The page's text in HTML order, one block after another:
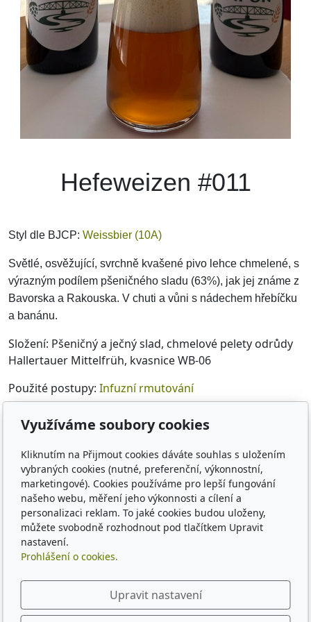
Hefeweizen #011
Styl dle BJCP: Weissbier (10A)
Světlé, osvěžující, svrchně kvašené pivo lehce chmelené, s
výrazným podílem pšeničného sladu (63%), jak jej známe z
Bavorska a Rakouska. V chuti a vůni s nádechem hřebíčku
a banánu.
Složení: Pšeničný a ječný slad, chmelové pelety odrůdy
Hallertauer Mittelfrüh, kvasnice WB-06
Použité postupy: Infuzní rmutování
Šarže #011, lahvováno 5.4.2026
Komentář Jakuba: Pšenice jak od strýčka Helmuta.
Komentář Šimona: Super, chtěl jsem spíš banán než
hřebíček, ale super moc mě baví. Skoro jak z Německa
Využíváme soubory cookies
Kliknutím na Přijmout cookies dáváte souhlas s uložením
vybraných cookies (nutné, preferenční, výkonnostní,
marketingové). Cookies používáme pro lepší fungování
našeho webu, měření jeho výkonnosti a cílení a
personalizaci reklam. To jaké cookies budou uloženy,
můžete svobodně rozhodnout pod tlačítkem Upravit
nastavení.
Prohlášení o cookies.
Upravit nastavení